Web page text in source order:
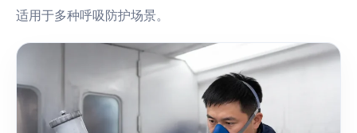
适用于多种呼吸防护场景。